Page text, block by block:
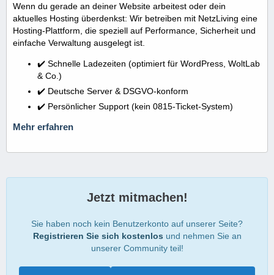
Wenn du gerade an deiner Website arbeitest oder dein
aktuelles Hosting überdenkst: Wir betreiben mit NetzLiving eine
Hosting-Plattform, die speziell auf Performance, Sicherheit und
einfache Verwaltung ausgelegt ist.
✔️ Schnelle Ladezeiten (optimiert für WordPress, WoltLab
& Co.)
✔️ Deutsche Server & DSGVO-konform
✔️ Persönlicher Support (kein 0815-Ticket-System)
Mehr erfahren
Jetzt mitmachen!
Sie haben noch kein Benutzerkonto auf unserer Seite?
Registrieren Sie sich kostenlos und nehmen Sie an
unserer Community teil!